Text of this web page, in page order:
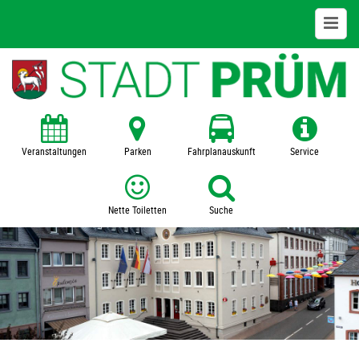
Stadtinfos
Grußwort
Aktuelle Meldungen
Daten und Fakten
Rathaus
Webcam
Veranstaltungen Parken Fahrplanauskunft Service
Nette Toiletten Suche